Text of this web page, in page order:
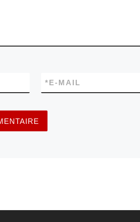
E-MAIL
*